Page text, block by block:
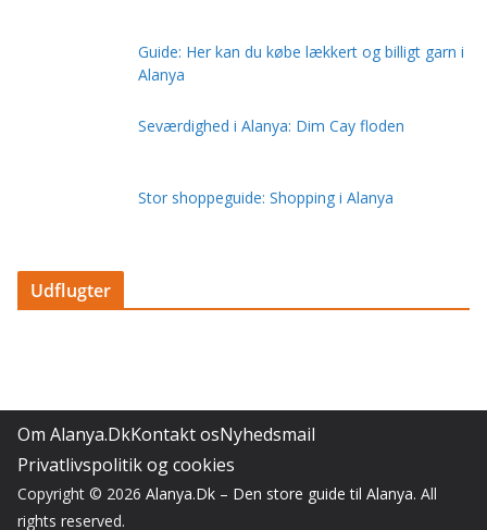
Guide: Her kan du købe lækkert og billigt garn i
Alanya
Seværdighed i Alanya: Dim Cay floden
Stor shoppeguide: Shopping i Alanya
Udflugter
Om Alanya.DkKontakt osNyhedsmail
Privatlivspolitik og cookies
Copyright © 2026 Alanya.Dk – Den store guide til Alanya. All
rights reserved.